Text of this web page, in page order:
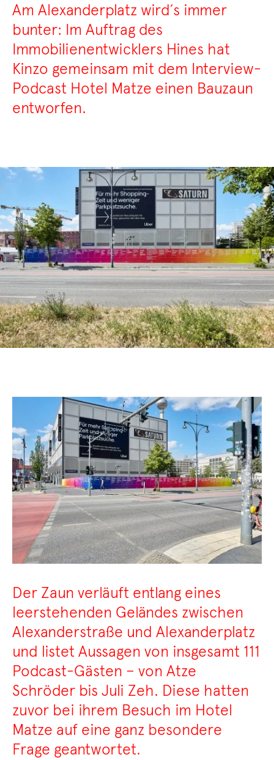
Am Alexanderplatz wird´s immer
bunter: Im Auftrag des
Immobilienentwicklers Hines hat
Kinzo gemeinsam mit dem Interview-
Podcast Hotel Matze einen Bauzaun
entworfen.
Der Zaun verläuft entlang eines
leerstehenden Geländes zwischen
Alexanderstraße und Alexanderplatz
und listet Aussagen von insgesamt 111
Podcast-Gästen – von Atze
Schröder bis Juli Zeh. Diese hatten
zuvor bei ihrem Besuch im Hotel
Matze auf eine ganz besondere
Frage geantwortet.